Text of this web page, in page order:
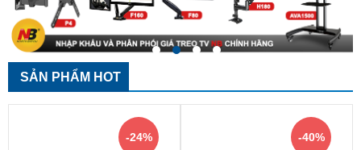
1 2 3 4
SẢN PHẨM HOT
-24% -40%